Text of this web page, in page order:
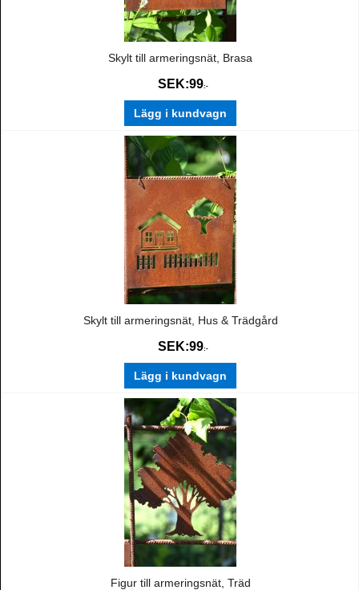
Skylt till armeringsnät, Brasa
SEK:99:-
Lägg i kundvagn
Skylt till armeringsnät, Hus & Trädgård
SEK:99:-
Lägg i kundvagn
Figur till armeringsnät, Träd